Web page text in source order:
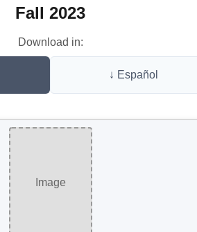
Fall 2023
Download in:
↓ Español
Image